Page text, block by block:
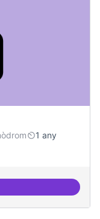
1 any
FLOSS